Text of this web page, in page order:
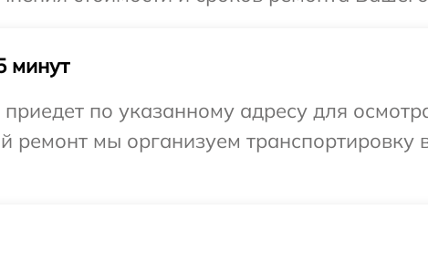
минут
по указанному адресу для
ремонт мы организуем транспортировку